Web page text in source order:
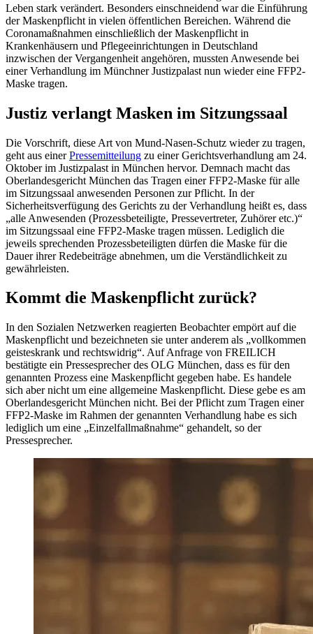
Leben stark verändert. Besonders einschneidend war die Einführung
der Maskenpflicht in vielen öffentlichen Bereichen. Während die
Coronamaßnahmen einschließlich der Maskenpflicht in
Krankenhäusern und Pflegeeinrichtungen in Deutschland
inzwischen der Vergangenheit angehören, mussten Anwesende bei
einer Verhandlung im Münchner Justizpalast nun wieder eine FFP2-
Maske tragen.
Justiz verlangt Masken im Sitzungssaal
Die Vorschrift, diese Art von Mund-Nasen-Schutz wieder zu tragen,
geht aus einerPressemitteilung zu einer Gerichtsverhandlung am 24.
Oktober im Justizpalast in München hervor. Demnach macht das
Oberlandesgericht München das Tragen einer FFP2-Maske für alle
im Sitzungssaal anwesenden Personen zur Pflicht. In der
Sicherheitsverfügung des Gerichts zu der Verhandlung heißt es, dass
„alle Anwesenden (Prozessbeteiligte, Pressevertreter, Zuhörer etc.)“
im Sitzungssaal eine FFP2-Maske tragen müssen. Lediglich die
jeweils sprechenden Prozessbeteiligten dürfen die Maske für die
Dauer ihrer Redebeiträge abnehmen, um die Verständlichkeit zu
gewährleisten.
Kommt die Maskenpflicht zurück?
In den Sozialen Netzwerken reagierten Beobachter empört auf die
Maskenpflicht und bezeichneten sie unter anderem als „vollkommen
geisteskrank und rechtswidrig“. Auf Anfrage von FREILICH
bestätigte ein Pressesprecher des OLG München, dass es für den
genannten Prozess eine Maskenpflicht gegeben habe. Es handele
sich aber nicht um eine allgemeine Maskenpflicht. Diese gebe es am
Oberlandesgericht München nicht. Bei der Pflicht zum Tragen einer
FFP2-Maske im Rahmen der genannten Verhandlung habe es sich
lediglich um eine „Einzelfallmaßnahme“ gehandelt, so der
Pressesprecher.